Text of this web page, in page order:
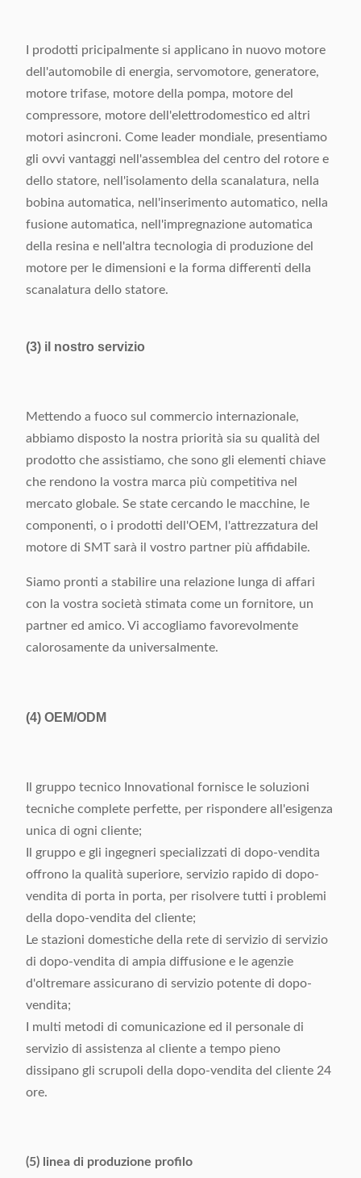
Alimentazione elettrica 380V/50/60Hz 5Kw
Dimensione
(L) 2370× (W) 1160× (H)
1710mm
I prodotti pricipalmente si applicano in nuovo motore
dell'automobile di energia, servomotore, generatore,
motore trifase, motore della pompa, motore del
compressore, motore dell'elettrodomestico ed altri
motori asincroni. Come leader mondiale, presentiamo
gli ovvi vantaggi nell'assemblea del centro del rotore e
dello statore, nell'isolamento della scanalatura, nella
bobina automatica, nell'inserimento automatico, nella
fusione automatica, nell'impregnazione automatica
della resina e nell'altra tecnologia di produzione del
motore per le dimensioni e la forma differenti della
scanalatura dello statore.
(3) il nostro servizio
Mettendo a fuoco sul commercio internazionale,
abbiamo disposto la nostra priorità sia su qualità del
prodotto che assistiamo, che sono gli elementi chiave
che rendono la vostra marca più competitiva nel
mercato globale. Se state cercando le macchine, le
componenti, o i prodotti dell'OEM, l'attrezzatura del
motore di SMT sarà il vostro partner più affidabile.
Siamo pronti a stabilire una relazione lunga di affari
con la vostra società stimata come un fornitore, un
partner ed amico. Vi accogliamo favorevolmente
calorosamente da universalmente.
(4) OEM/ODM
Il gruppo tecnico Innovational fornisce le soluzioni
tecniche complete perfette, per rispondere all'esigenza
unica di ogni cliente;
Il gruppo e gli ingegneri specializzati di dopo-vendita
offrono la qualità superiore, servizio rapido di dopo-
vendita di porta in porta, per risolvere tutti i problemi
della dopo-vendita del cliente;
Le stazioni domestiche della rete di servizio di servizio
di dopo-vendita di ampia diffusione e le agenzie
d'oltremare assicurano di servizio potente di dopo-
vendita;
I multi metodi di comunicazione ed il personale di
servizio di assistenza al cliente a tempo pieno
dissipano gli scrupoli della dopo-vendita del cliente 24
ore.
(5) linea di produzione profilo